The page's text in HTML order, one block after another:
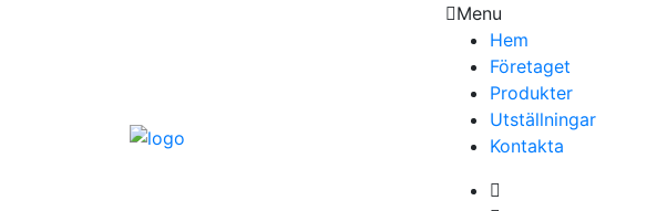
Menu
Hem
Företaget
Produkter
Utställningar
Kontakta